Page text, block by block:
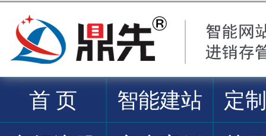
首 页 智能建站
定